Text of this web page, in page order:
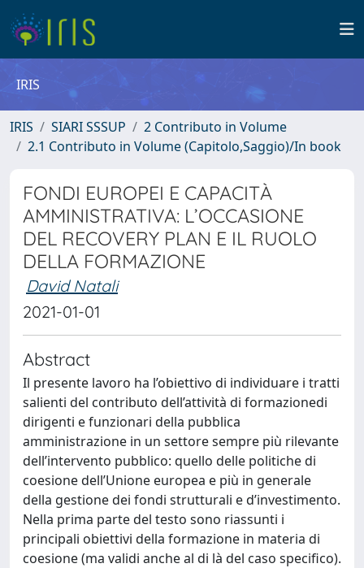
IRIS
IRIS SIARI SSSUP
2 Contributo in Volume
2.1 Contributo in Volume (Capitolo,Saggio)/In book
FONDI EUROPEI E CAPACITÀ
AMMINISTRATIVA: L’OCCASIONE
DEL RECOVERY PLAN E IL RUOLO
DELLA FORMAZIONE
David Natali
2021-01-01
Abstract
Il presente lavoro ha l’obiettivo di individuare i tratti
salienti del contributo dell’attività di formazionedi
dirigenti e funzionari della pubblica
amministrazione in un settore sempre più rilevante
dell’intervento pubblico: quello delle politiche di
coesione dell’Unione europea e più in generale
della gestione dei fondi strutturali e d’investimento.
Nella prima parte del testo sono riassunti i
principali obiettivi della formazione in materia di
coesione (ma validi anche al di là del caso specifico).